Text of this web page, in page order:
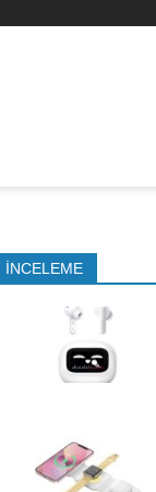
İNCELEME